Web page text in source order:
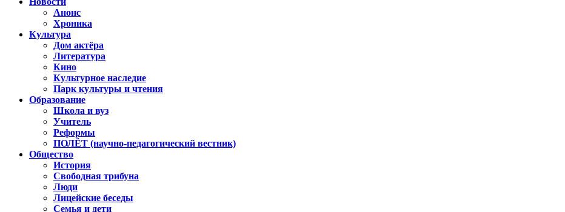
Анонс
Хроника
Культура
Дом актёра
Литература
Кино
Культурное наследие
Парк культуры и чтения
Образование
Школа и вуз
Учитель
Реформы
ПОЛЁТ (научно-педагогический вестник)
Общество
История
Свободная трибуна
Люди
Лицейские беседы
Семья и дети